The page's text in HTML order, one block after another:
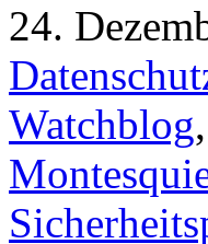
24.
Watchblog,